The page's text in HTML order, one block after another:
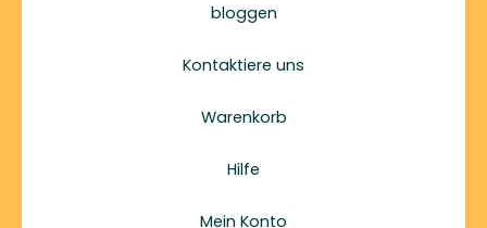
bloggen
Kontaktiere uns
Warenkorb
Hilfe
Mein Konto